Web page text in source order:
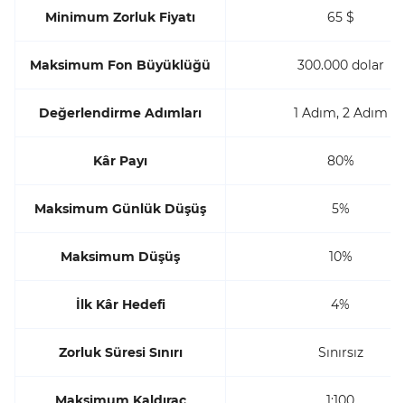
Minimum Zorluk Fiyatı 65 $
Maksimum Fon Büyüklüğü 300.000 dolar
Değerlendirme Adımları 1 Adım, 2 Adım
Kâr Payı 80%
Maksimum Günlük Düşüş 5%
Maksimum Düşüş 10%
İlk Kâr Hedefi 4%
Zorluk Süresi Sınırı Sınırsız